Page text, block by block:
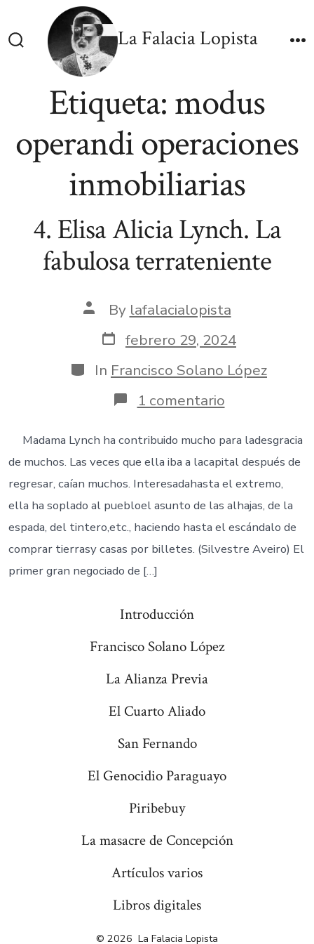
to
Search
La Falacia Lopista
Etiqueta:modus
operandi operaciones
inmobiliarias
4. Elisa Alicia Lynch. La
fabulosa terrateniente
Post
author
By lafalacialopista
Post
date
febrero 29, 2024
Categories
In Francisco Solano López
1 comentarioen
4.
Alicia
Lynch.
La
fabulosa
Madama Lynch ha contribuido mucho para ladesgracia
de muchos. Las veces que ella iba a lacapital después de
regresar, caían muchos. Interesadahasta el extremo,
ella ha soplado al puebloel asunto de las alhajas, de la
espada, del tintero,etc., haciendo hasta el escándalo de
comprar tierrasy casas por billetes. (Silvestre Aveiro) El
primer gran negociado de […]
Introducción
Francisco Solano López
La Alianza Previa
El Cuarto Aliado
San Fernando
El Genocidio Paraguayo
Piribebuy
La masacre de Concepción
Artículos varios
Libros digitales
© 2026 La Falacia Lopista